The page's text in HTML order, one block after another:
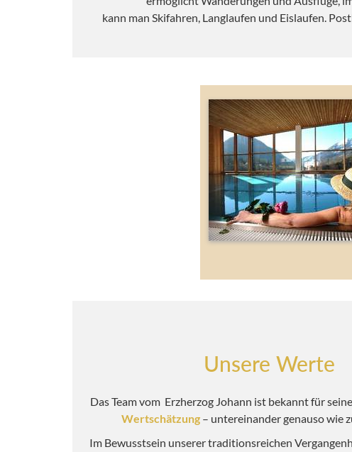
kann man Skifahren, Langlaufen und Eislaufen.
Unsere Werte
Das Team vom Erzherzog Johann ist bekannt für seine
Wertschätzung – untereinander genauso wie
Im Bewusstsein unserer traditionsreichen